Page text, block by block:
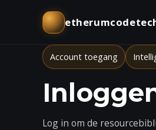
Account toegang
Log in om de